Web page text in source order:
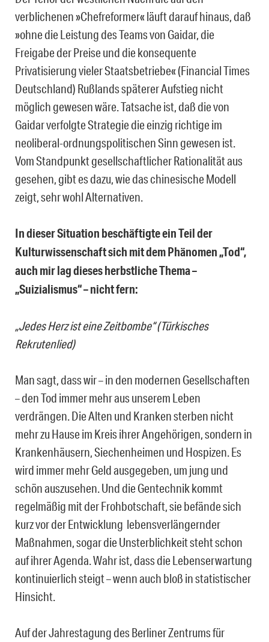
verblichenen »Chefreformer« läuft darauf hinaus, daß
»ohne die Leistung des Teams von Gaidar, die
Freigabe der Preise und die konsequente
Privatisierung vieler Staatsbetriebe« (Financial Times
Deutschland) Rußlands späterer Aufstieg nicht
möglich gewesen wäre. Tatsache ist, daß die von
Gaidar verfolgte Strategie die einzig richtige im
neoliberal-ordnungspolitischen Sinn gewesen ist.
Vom Standpunkt gesellschaftlicher Rationalität aus
gesehen, gibt es dazu, wie das chinesische Modell
zeigt, sehr wohl Alternativen.
In dieser Situation beschäftigte ein Teil der
Kulturwissenschaft sich mit dem Phänomen „Tod“,
auch mir lag dieses herbstliche Thema –
„Suizialismus“ – nicht fern:
„Jedes Herz ist eine Zeitbombe“ (Türkisches
Rekrutenlied)
Man sagt, dass wir – in den modernen Gesellschaften
– den Tod immer mehr aus unserem Leben
verdrängen. Die Alten und Kranken sterben nicht
mehr zu Hause im Kreis ihrer Angehörigen, sondern in
Krankenhäusern, Siechenheimen und Hospizen. Es
wird immer mehr Geld ausgegeben, um jung und
schön auszusehen. Und die Gentechnik kommt
regelmäßig mit der Frohbotschaft, sie befände sich
kurz vor der Entwicklung lebensverlängernder
Maßnahmen, sogar die Unsterblichkeit steht schon
auf ihrer Agenda. Wahr ist, dass die Lebenserwartung
kontinuierlich steigt – wenn auch bloß in statistischer
Hinsicht.
Auf der Jahrestagung des Berliner Zentrums für